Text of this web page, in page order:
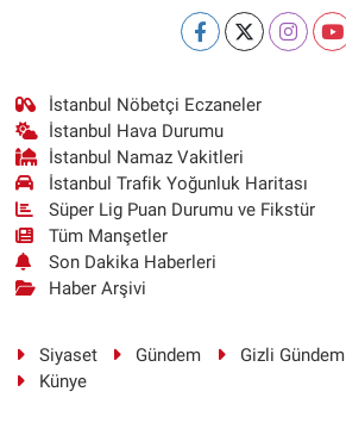
İstanbul Nöbetçi Eczaneler
İstanbul Hava Durumu
İstanbul Namaz Vakitleri
İstanbul Trafik Yoğunluk Haritası
Süper Lig Puan Durumu ve Fikstür
Tüm Manşetler
Son Dakika Haberleri
Haber Arşivi
Siyaset Gündem Gizli Gündem
Künye